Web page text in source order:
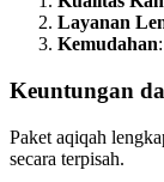
Layanan
Kemudahan
Keuntungan
Paket aqiqah
secara terpisah.